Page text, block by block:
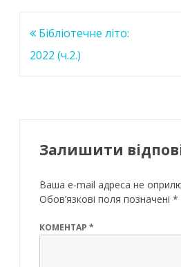
Навігація
записів
Бібліотечне літо:
2022 (ч.2.)
Залишити
Ваша e-mail адреса не
Обов’язкові поля позначені *
КОМЕНТАР *